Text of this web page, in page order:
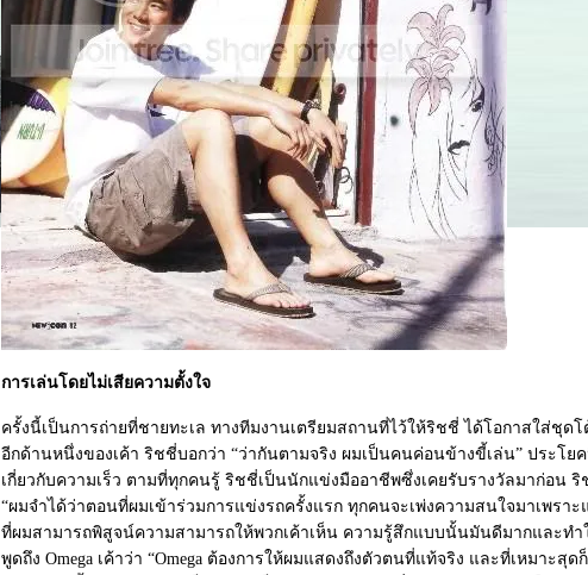
การเล่นโดยไม่เสียความตั้งใจ
ครั้งนี้เป็นการถ่ายที่ชายทะเล ทางทีมงานเตรียมสถานที่ไว้ให้ริชชี่ ได้โอกาสใส่ชุด
อีกด้านหนึ่งของเค้า ริชชี่บอกว่า “ว่ากันตามจริง ผมเป็นคนค่อนข้างขี้เล่น” ประโย
เกี่ยวกับความเร็ว ตามที่ทุกคนรู้ ริชชี่เป็นนักแข่งมืออาชีพซึ่งเคยรับรางวัลมาก่อน
“ผมจำได้ว่าตอนที่ผมเข้าร่วมการแข่งรถครั้งแรก ทุกคนจะเพ่งความสนใจมาเพรา
ที่ผมสามารถพิสูจน์ความสามารถให้พวกเค้าเห็น ความรู้สึกแบบนั้นมันดีมากและทำ
พูดถึง Omega เค้าว่า “Omega ต้องการให้ผมแสดงถึงตัวตนที่แท้จริง และที่เหมาะสุ